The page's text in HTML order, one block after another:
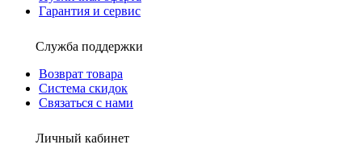
Гарантия и сервис
Служба поддержки
Возврат товара
Система скидок
Связаться с нами
Личный кабинет